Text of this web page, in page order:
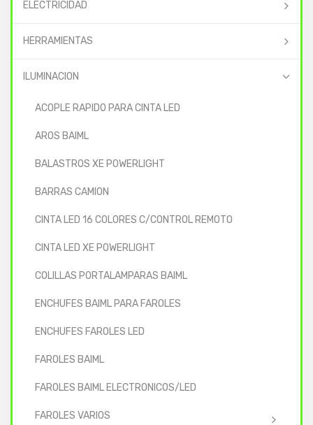
ELECTRICIDAD
HERRAMIENTAS
ILUMINACION
ACOPLE RAPIDO PARA CINTA LED
AROS BAIML
BALASTROS XE POWERLIGHT
BARRAS CAMION
CINTA LED 16 COLORES C/CONTROL REMOTO
CINTA LED XE POWERLIGHT
COLILLAS PORTALAMPARAS BAIML
ENCHUFES BAIML PARA FAROLES
ENCHUFES FAROLES LED
FAROLES BAIML
FAROLES BAIML ELECTRONICOS/LED
FAROLES VARIOS